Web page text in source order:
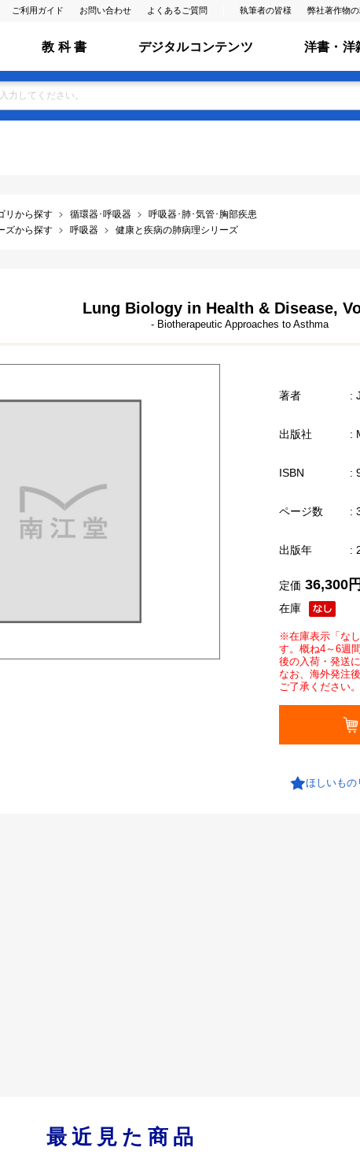
ご利用ガイド お問い合わせ よくあるご質問 執筆者の皆様 弊社著作物
教 科 書 デジタルコンテンツ 洋書・洋
リから探す 循環器･呼吸器
呼吸器･肺･気管･胸部疾患
ズから探す 呼吸器 健康と疾病の肺病理シリーズ
Lung Biology in Health & Disease,
- Biotherapeutic Approaches to Asthma
著者 :
出版社 :
ISBN :
ページ数 :
出版年 :
在庫
定価 36,300円
※在庫表示「な
す。概ね4～6週
後の入荷・発送
なお、海外発注
ご了承ください。
ほしいもの
最近見た商品